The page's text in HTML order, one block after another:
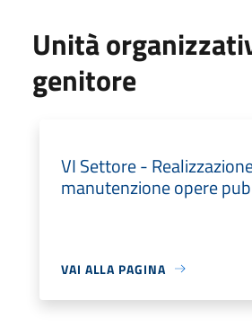
Unità
genitore
VI Settore -
manutenzione opere
VAI ALLA PAGINA